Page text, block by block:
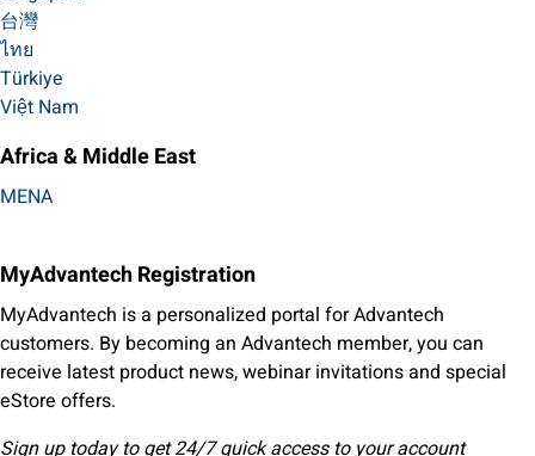
台灣
ไทย
Türkiye
Việt Nam
Africa & Middle East
MENA
MyAdvantech Registration
MyAdvantech is a personalized portal for Advantech
customers. By becoming an Advantech member, you can
receive latest product news, webinar invitations and special
eStore offers.
Sign up today to get 24/7 quick access to your account